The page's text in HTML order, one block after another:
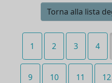
Torna alla lista
1 2 3 4
9 10 11 12